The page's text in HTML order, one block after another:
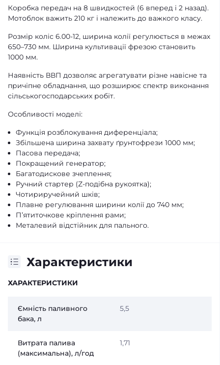
Коробка передач на 8 швидкостей (6 вперед і 2 назад).
Мотоблок важить 210 кг і належить до важкого класу.
Розмір коліс 6.00-12, ширина колії регулюється в межах
650–730 мм. Ширина культивації фрезою становить
1000 мм.
Наявність ВВП дозволяє агрегатувати різне навісне та
причіпне обладнання, що розширює спектр виконання
сільськогосподарських робіт.
Особливості моделі:
Функція розблокування диференціала;
Збільшена ширина захвату ґрунтофрези 1000 мм;
Пасова передача;
Покращений генератор;
Багатодискове зчеплення;
Ручний стартер (Z-подібна рукоятка);
Чотириручейний шків;
Плавне регулювання ширини колії до 740 мм;
П’ятиточкове кріплення рами;
Металевий відстійник для пального.
Характеристики
ХАРАКТЕРИСТИКИ
Ємність паливного
бака, л
5,5
Витрата палива
(максимальна), л/год
1,71